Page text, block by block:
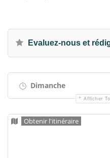
Evaluez-nous et
Dimanche
Afficher
Obtenir l'itinéraire